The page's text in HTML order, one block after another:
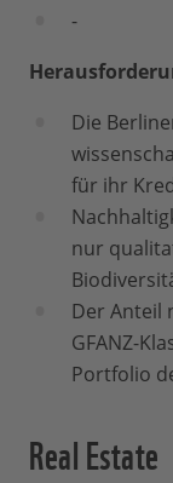
-
Die
für ihr
nur
Der Anteil
GFANZ-
Portfolio
Real Estate